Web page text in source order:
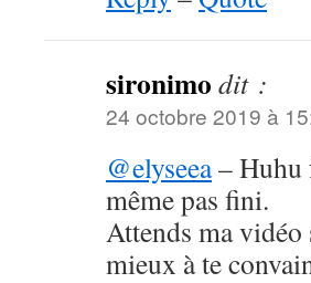
sironimo dit :
24 octobre 2019 à
@elyseea– Huhu
même pas fini.
Attends ma
mieux à te